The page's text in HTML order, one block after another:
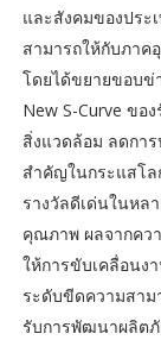
และสังคมของประ
สามารถให้กับภาค
โดยได้ขยายขอบข่
New S-Curve ขอ
สิ่งแวดล้อม ลดกา
สำคัญในกระแสโล
รางวัลดีเด่นในหล
คุณภาพ ผลจากคว
ให้การขับเคลื่อนง
ระดับขีดความสาม
รับการพัฒนาผลิต